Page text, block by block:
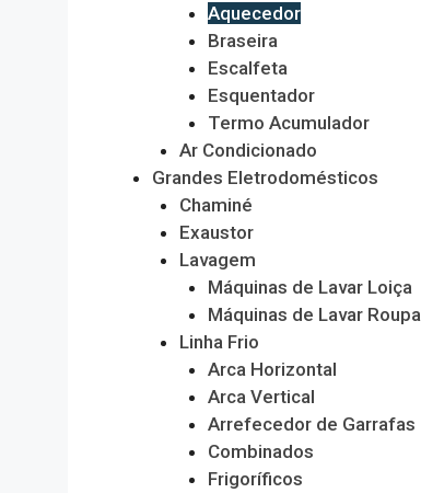
Aquecedor
Braseira
Escalfeta
Esquentador
Termo Acumulador
Ar Condicionado
Grandes Eletrodomésticos
Chaminé
Exaustor
Lavagem
Máquinas de Lavar Loiça
Máquinas de Lavar Roupa
Linha Frio
Arca Horizontal
Arca Vertical
Arrefecedor de Garrafas
Combinados
Frigoríficos